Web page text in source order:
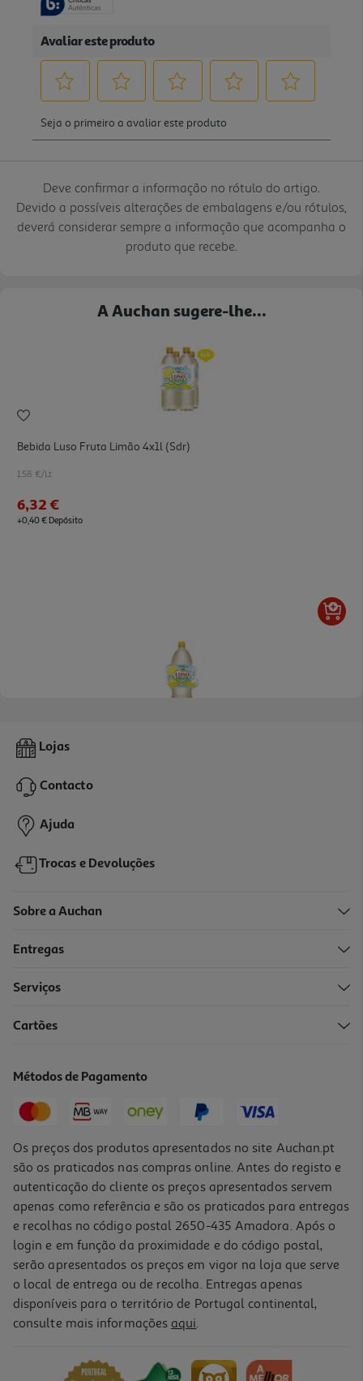
Deve confirmar a informação no rótulo do artigo.
Devido a possíveis alterações de embalagens e/ou rótulos,
deverá considerar sempre a informação que acompanha o
produto que recebe.
A Auchan sugere-lhe...
Bebida Luso Fruta Limão 4x1l (sdr)
1.58 €/Lt
6,32 €
+0,40 € Depósito
Bebida Luso Fruta Limão 2l (sdr)
2,65 €
+0,10 € Depósito
+0,10 € Depósito
Bebida Luso Fruta Frutos Verm. 0.50l (sdr)
Lojas
Contacto
Ajuda
Trocas e Devoluções
Sobre a Auchan
Entregas
Serviços
Cartões
Métodos de Pagamento
Os preços dos produtos apresentados no site Auchan.pt
são os praticados nas compras online. Antes do registo e
autenticação do cliente os preços apresentados servem
apenas como referência e são os praticados para entregas
e recolhas no código postal 2650-435 Amadora. Após o
login e em função da proximidade e do código postal,
serão apresentados os preços em vigor na loja que serve
o local de entrega ou de recolha. Entregas apenas
disponíveis para o território de Portugal continental,
consulte mais informações aqui.